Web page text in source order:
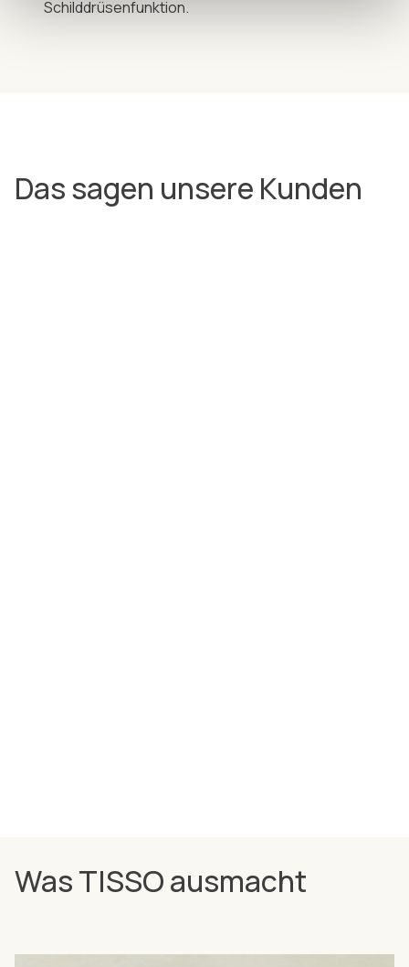
Schilddrüsenfunktion.
Das sagen unsere Kunden
Was TISSO ausmacht